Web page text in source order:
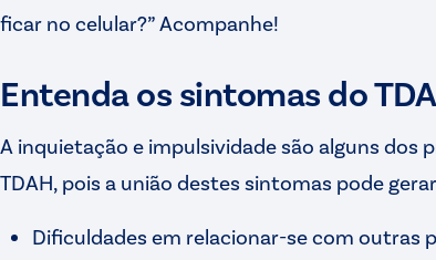
ficar no celular?” Acompanhe!
Entenda os sintomas do
A inquietação e impulsividade são alguns dos
TDAH, pois a união destes sintomas pode
Dificuldades em relacionar-se com outras